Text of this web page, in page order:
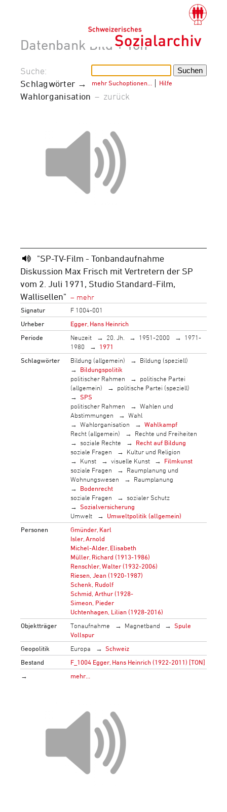
Datenbank Bild + Ton
mehr Suchoptionen… Hilfe
Suche:
Schlagwörter →
Wahlorganisation – zurück
"SP-TV-Film - Tonbandaufnahme
Diskussion Max Frisch mit Vertretern der SP
vom 2. Juli 1971, Studio Standard-Film,
Wallisellen"
Signatur
F 1004-001
Urheber
Egger, Hans Heinrich
Periode
Neuzeit 20. Jh. 1951-2000
1971-
1980
1971
Schlagwörter
Bildung (allgemein)
Bildung (speziell)
Bildungspolitik
politischer Rahmen
politische Partei
(allgemein)
politische Partei (speziell)
SPS
politischer Rahmen
Wahlen und
Abstimmungen
Wahl
Wahlorganisation
Wahlkampf
Recht (allgemein)
Rechte und Freiheiten
soziale Rechte
Recht auf Bildung
soziale Fragen
Kultur und Religion
Kunst
visuelle Kunst
Filmkunst
soziale Fragen
Raumplanung und
Wohnungswesen
Raumplanung
Bodenrecht
soziale Fragen
sozialer Schutz
Sozialversicherung
Umwelt
Umweltpolitik (allgemein)
Personen
Gmünder, Karl
Isler, Arnold
Michel-Alder, Elisabeth
Müller, Richard (1913-1986)
Renschler, Walter (1932-2006)
Riesen, Jean (1920-1987)
Schenk, Rudolf
Schmid, Arthur (1928-
Simeon, Pieder
Uchtenhagen, Lilian (1928-2016)
Objektträger
Tonaufnahme Magnetband
Spule
Vollspur
Geopolitik
Europa
Schweiz
Bestand
F_1004 Egger, Hans Heinrich (1922-2011) [TON]
→
mehr…